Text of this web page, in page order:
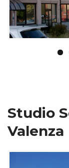
Studio
Valenza